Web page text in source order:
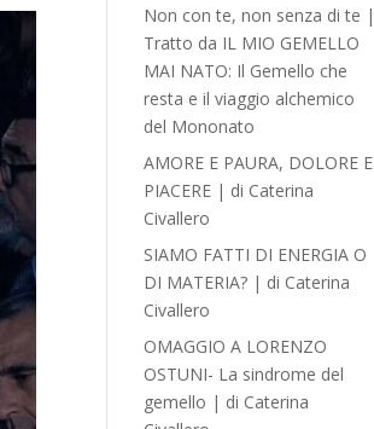
Non con te, non senza di te |
Tratto da IL MIO GEMELLO
MAI NATO: Il Gemello che
resta e il viaggio alchemico
del Mononato
AMORE E PAURA, DOLORE E
PIACERE | di Caterina
Civallero
SIAMO FATTI DI ENERGIA O
DI MATERIA? | di Caterina
Civallero
OMAGGIO A LORENZO
OSTUNI- La sindrome del
gemello | di Caterina